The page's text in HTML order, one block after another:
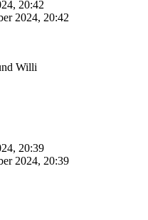
20:42
2024, 20:42
Willi
20:39
2024, 20:39